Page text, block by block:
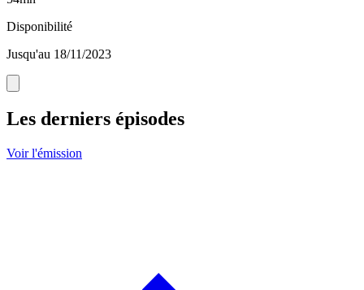
Disponibilité
Jusqu'au 18/11/2023
Les derniers épisodes
Voir l'émission